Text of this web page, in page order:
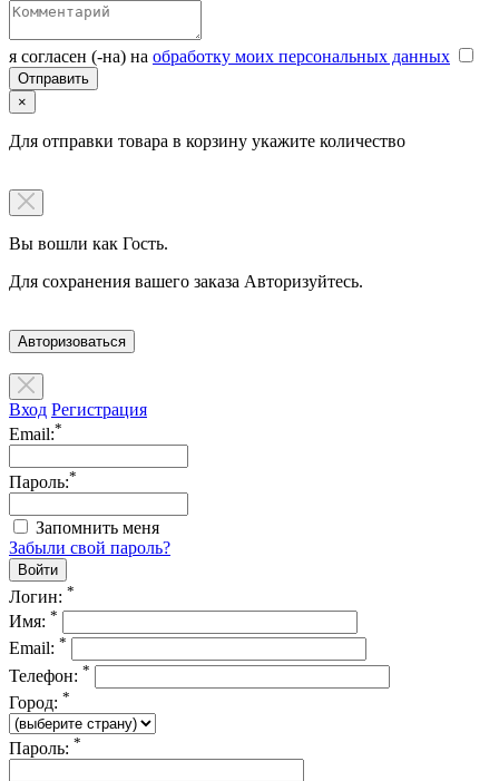
я согласен (-на) на обработку моих персональных данных
×
Для отправки товара в корзину укажите количество
Вы вошли как Гость.
Для сохранения вашего заказа Авторизуйтесь.
Авторизоваться
Вход Регистрация
Email:*
Пароль:*
Запомнить меня
Забыли свой пароль?
Логин: *
Имя: *
Email: *
Телефон: *
Город: *
Пароль: *